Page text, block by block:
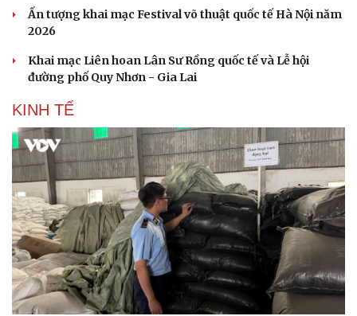
Ấn tượng khai mạc Festival võ thuật quốc tế Hà Nội năm
2026
Khai mạc Liên hoan Lân Sư Rồng quốc tế và Lễ hội
đường phố Quy Nhơn - Gia Lai
KINH TẾ